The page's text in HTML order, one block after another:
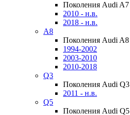
Поколения Audi A7
2010 - н.в.
2018 - н.в.
A8
Поколения Audi A8
1994-2002
2003-2010
2010-2018
Q3
Поколения Audi Q3
2011 - н.в.
Q5
Поколения Audi Q5